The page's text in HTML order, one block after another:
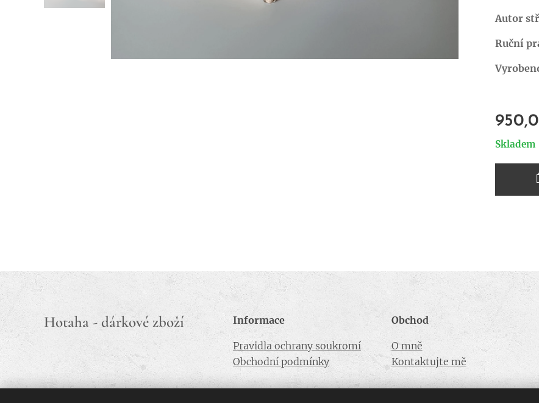
Autor
Ruční
Skladem
Hotaha - dárkové zboží Informace
Pravidla ochrany soukromí
Obchodní podmínky
Obchod
O mně
Kontaktujte mě